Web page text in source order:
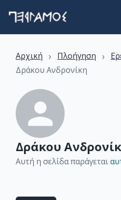
Αρχική › Πλοήγηση ›
Δράκου Ανδρονίκη
Δράκου
Αυτή η σελίδα παράγεται